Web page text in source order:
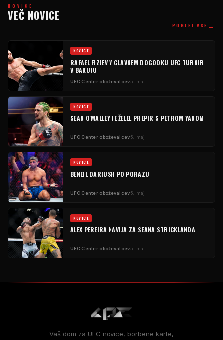
NOVICE
VEČ NOVICE
POGLEJ VSE →
NOVICE
RAFAEL FIZIEV V GLAVNEM DOGODKU UFC TURNIR
V BAKUJU
UFCCenter oboževalcev5. maj
NOVICE
SEAN O'MALLEY JE ŽELEL PREPIR S PETROM YANOM
UFCCenter oboževalcev5. maj
NOVICE
BENEIL DARIUSH PO PORAZU
UFCCenter oboževalcev5. maj
NOVICE
ALEX PEREIRA NAVIJA ZA SEANA STRICKLANDA
UFCCenter oboževalcev5. maj
Vaš dom za UFC novice, borbene karte,